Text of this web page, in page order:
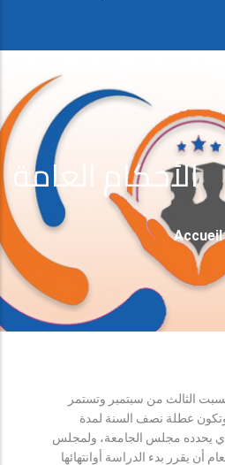
الأحكام العامة
Fil
Accueil
الثالث من سبتمبر وتستمر
وتكون عطلة نصف السنة لمدة
يحدده مجلس الجامعة، ولمجلس
أن يقرر بدء الدراسة أوانتهائها